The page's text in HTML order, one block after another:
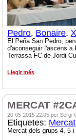
Pedro, Bonaire,
El Peña San Pedro,
d'aconseguir l'ascens a
Terrassa FC de Jordi
Llegir més
MERCAT
20-05-2015 22:05 per Sergi
Etiquetes: Mercat
Mercat dels grups 4, 5